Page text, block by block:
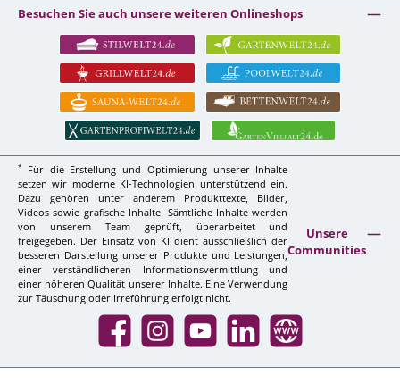
Besuchen Sie auch unsere weiteren Onlineshops
*
Für die Erstellung und Optimierung unserer Inhalte
setzen wir moderne KI-Technologien unterstützend ein.
Dazu gehören unter anderem Produkttexte, Bilder,
Videos sowie grafische Inhalte. Sämtliche Inhalte werden
von unserem Team geprüft, überarbeitet und
freigegeben. Der Einsatz von KI dient ausschließlich der
besseren Darstellung unserer Produkte und Leistungen,
einer verständlicheren Informationsvermittlung und
einer höheren Qualität unserer Inhalte. Eine Verwendung
zur Täuschung oder Irreführung erfolgt nicht.
Unsere
Communities
Facebook InstagramYouTube LinkedIn Website